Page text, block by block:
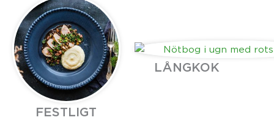
FESTLIGT
LÅNGKOK